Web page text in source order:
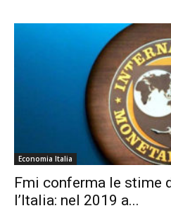
Economia Italia
Fmi conferma le stime
l’Italia: nel 2019 a...